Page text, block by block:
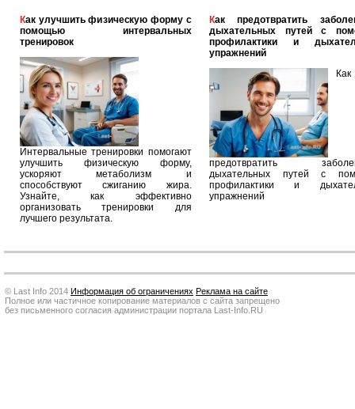
Как улучшить физическую форму с
помощью интервальных
тренировок
Интервальные тренировки помогают
улучшить физическую форму,
ускоряют метаболизм и
способствуют сжиганию жира.
Узнайте, как эффективно
организовать тренировки для
лучшего результата.
Как предотвратить заболевания
дыхательных путей с
профилактики и
упражнений
Как
предотвратить
дыхательных путей с
профилактики и
упражнений
© Last Info 2014 Информация об ограничениях Реклама на сайте
Полное или частичное копирование материалов с сайта запрещено
без письменного согласия администрации портала Last-Info.RU